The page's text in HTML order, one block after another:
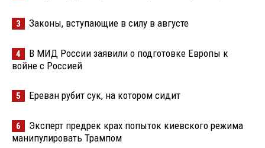
3 Законы, вступающие в силу в августе
4
В МИД России заявили о подготовке Европы к
войне с Россией
5 Ереван рубит сук, на котором сидит
6
Эксперт предрек крах попыток киевского режима
манипулировать Трампом